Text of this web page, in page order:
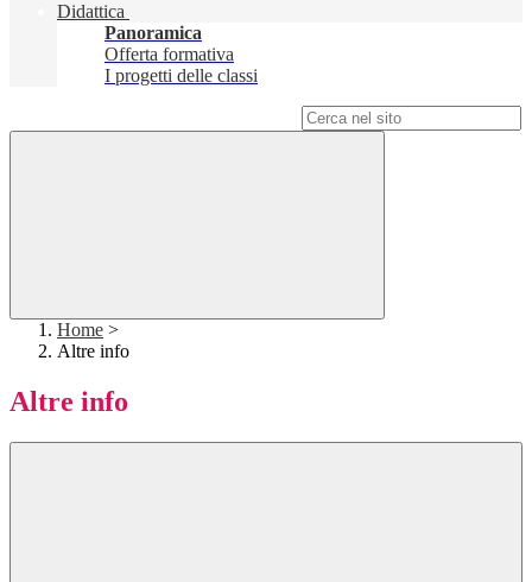
Didattica
Panoramica
Offerta formativa
I progetti delle classi
Home >
Altre info
Altre info